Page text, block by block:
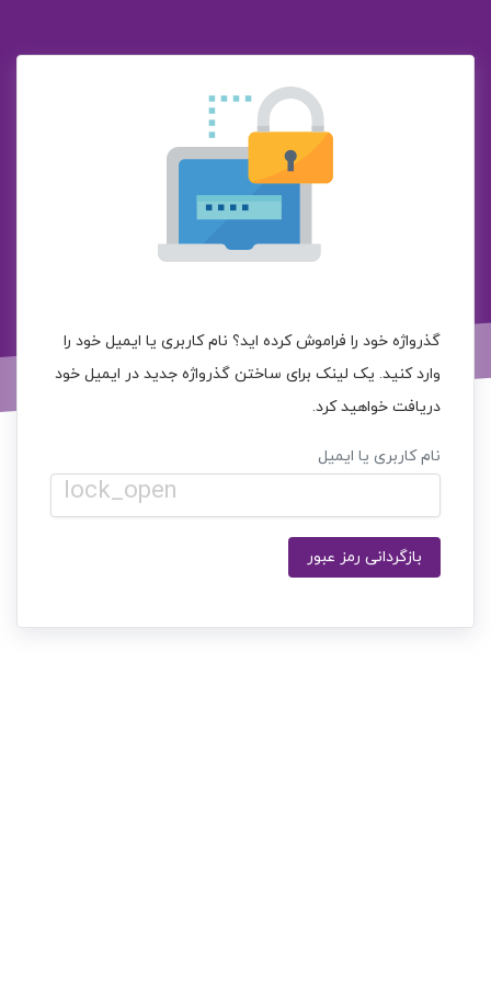
گذرواژه خود را فراموش کرده اید؟ نام کاربری یا ایمیل خود را
وارد کنید. یک لینک برای ساختن گذرواژه جدید در ایمیل خود
دریافت خواهید کرد.
نام کاربری یا ایمیل
lock_open
بازگردانی رمز عبور